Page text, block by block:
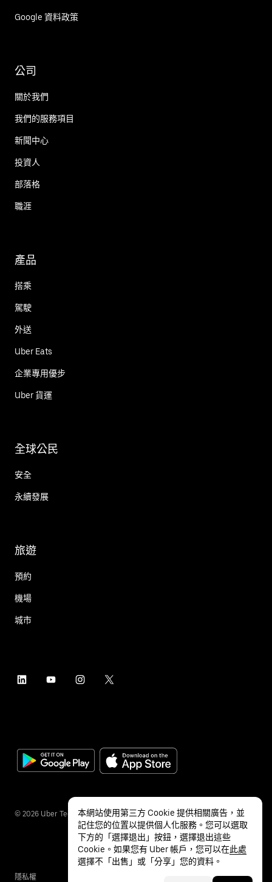
Google 資料政策
公司
關於我們
我們的服務項目
新聞中心
投資人
部落格
職涯
產品
搭乘
駕駛
外送
Uber Eats
企業專用優步
Uber 貨運
全球公民
安全
永續發展
旅遊
預約
機場
城市
© 2026 Uber Technologies Inc.
隱私權
本網站使用第三方 Cookie 提供相關廣告，並
記住您的位置以提供個人化服務。您可以選取
下方的「選擇退出」按鈕，選擇退出這些
Cookie。如果您有 Uber 帳戶，您可以在此處
選擇不「出售」或「分享」您的資料。